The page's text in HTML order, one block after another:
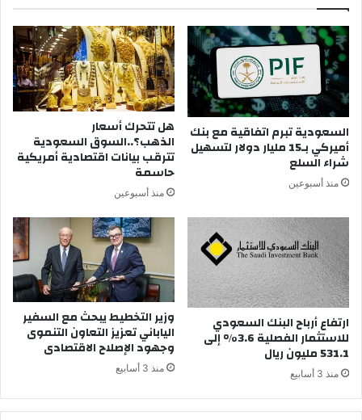
السعودية تبرم اتفاقية مع بنك
أميركي بـ15 مليار دولار لتسهيل
شراء السلع
منذ أسبوعين
هل تتحرك أسعار
الذهب؟..السوق السعودية
تترقب بيانات اقتصادية أمريكية
حاسمة
منذ أسبوعين
ارتفاع أرباح البنك السعودي
للاستثمار الفصلية 3.6% إلى
531.1 مليون ريال
منذ 3 أسابيع
وزير التخطيط يبحث مع السفير
الياباني تعزيز التعاون التنموى
وجهود الإصلاح الاقتصادى
منذ 3 أسابيع